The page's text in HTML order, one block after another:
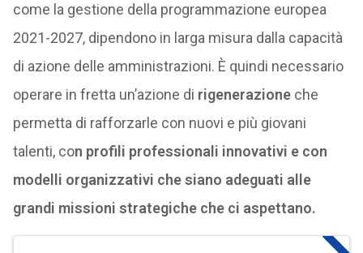
come la gestione della programmazione europea
2021-2027, dipendono in larga misura dalla capacità
di azione delle amministrazioni. È quindi necessario
operare in fretta un’azione di rigenerazioneche
permetta di rafforzarle con nuovi e più giovani
talenti, con profili professionali innovativi e con
modelli organizzativi che siano adeguati alle
grandi missioni strategiche che ci aspettano.